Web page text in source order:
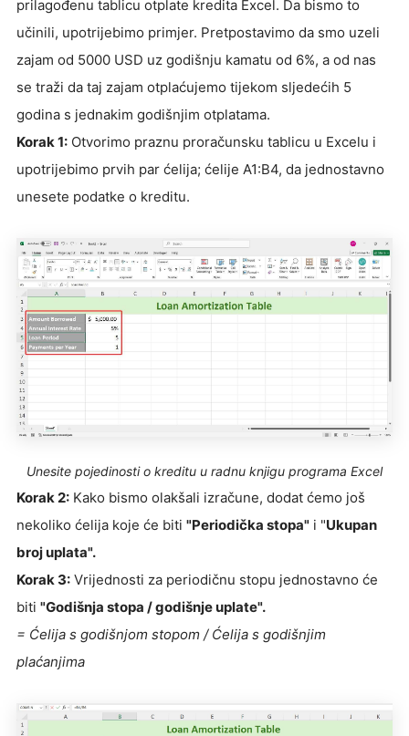
prilagođenu tablicu otplate kredita Excel. Da bismo to
učinili, upotrijebimo primjer. Pretpostavimo da smo uzeli
zajam od 5000 USD uz godišnju kamatu od 6%, a od nas
se traži da taj zajam otplaćujemo tijekom sljedećih 5
godina s jednakim godišnjim otplatama.
Korak 1: Otvorimo praznu proračunsku tablicu u Excelu i
upotrijebimo prvih par ćelija; ćelije A1:B4, da jednostavno
unesete podatke o kreditu.
Unesite pojedinosti o kreditu u radnu knjigu programa Excel
Korak 2: Kako bismo olakšali izračune, dodat ćemo još
nekoliko ćelija koje će biti "Periodička stopa" i "Ukupan
broj uplata".
Korak 3: Vrijednosti za periodičnu stopu jednostavno će
biti "Godišnja stopa / godišnje uplate".
= Ćelija s godišnjom stopom / Ćelija s godišnjim
plaćanjima